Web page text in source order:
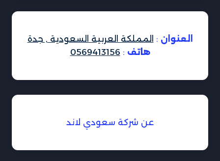
العنوان : المملكة العربية السعودية , جدة
هاتف :
0569413156
عن شركة سعودي لاند